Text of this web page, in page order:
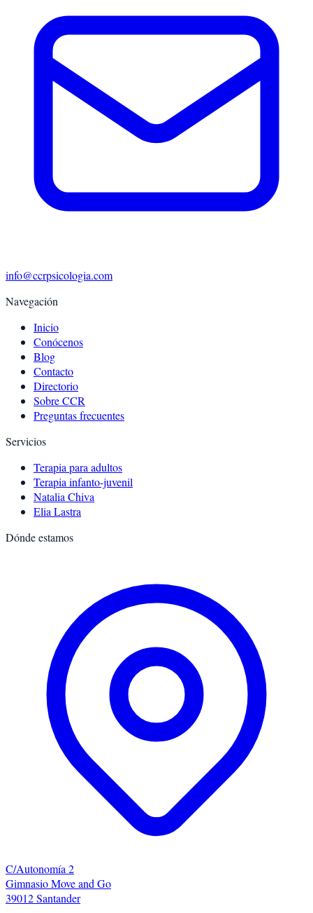
info@ccrpsicologia.com
Navegación
Inicio
Conócenos
Blog
Contacto
Directorio
Sobre CCR
Preguntas frecuentes
Servicios
Terapia para adultos
Terapia infanto-juvenil
Natalia Chiva
Elia Lastra
Dónde estamos
C/Autonomía 2
Gimnasio Move and Go
39012 Santander